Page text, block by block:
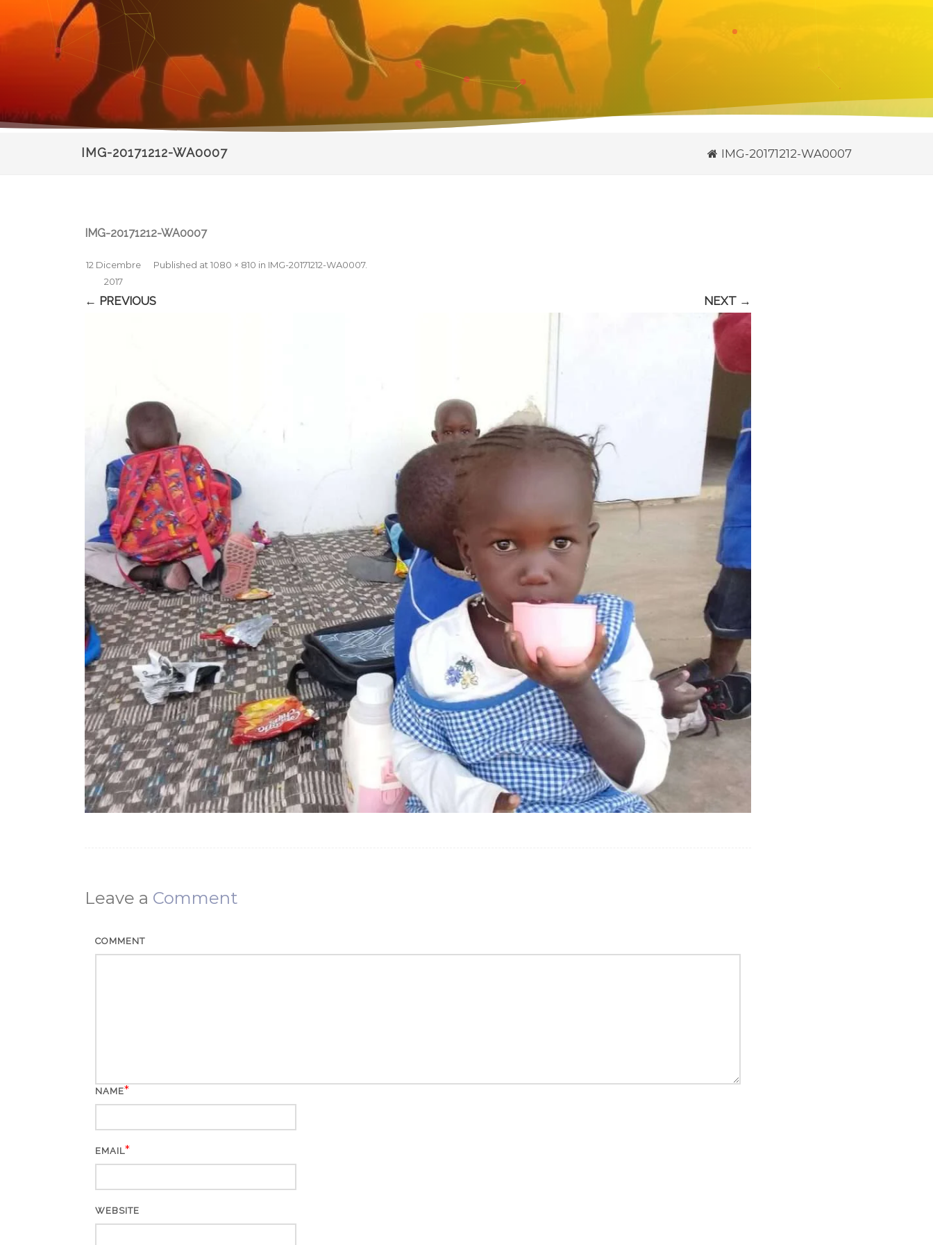
IMG-20171212-WA0007 IMG-20171212-WA0007
IMG-20171212-WA0007
Published
12 Dicembre
2017
at1080 × 810 in IMG-20171212-WA0007.
← PREVIOUS NEXT →
Leave a Comment
COMMENT
NAME*
EMAIL*
WEBSITE